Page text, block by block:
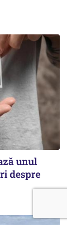
unul
despre